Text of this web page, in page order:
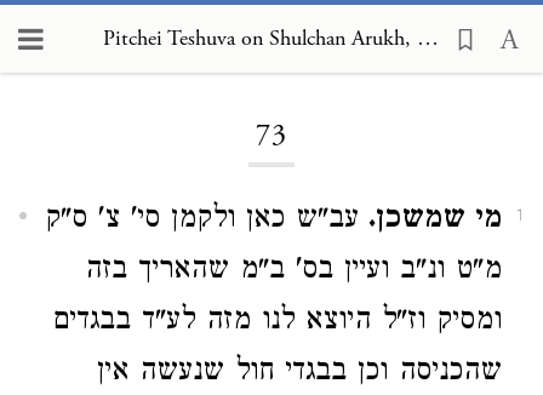
Pitchei Teshuva on Shulchan Arukh, Even HaEzer 73
73
1 מי שמשכן. עב"ש כאן ולקמן סי' צ' ס"ק
מ"ט ונ"ב ועיין בס' ב"מ שהאריך בזה
ומסיק וז"ל היוצא לנו מזה לע"ד בבגדים
שהכניסה וכן בבגדי חול שנעשה אין